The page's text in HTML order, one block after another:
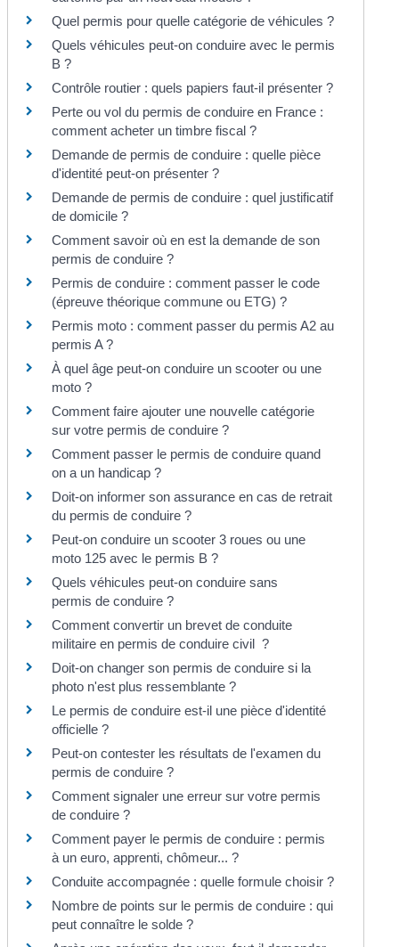
Quel permis pour quelle catégorie de véhicules ?
Quels véhicules peut-on conduire avec le permis
B ?
Contrôle routier : quels papiers faut-il présenter ?
Perte ou vol du permis de conduire en France :
comment acheter un timbre fiscal ?
Demande de permis de conduire : quelle pièce
d'identité peut-on présenter ?
Demande de permis de conduire : quel justificatif
de domicile ?
Comment savoir où en est la demande de son
permis de conduire ?
Permis de conduire : comment passer le code
(épreuve théorique commune ou ETG) ?
Permis moto : comment passer du permis A2 au
permis A ?
À quel âge peut-on conduire un scooter ou une
moto ?
Comment faire ajouter une nouvelle catégorie
sur votre permis de conduire ?
Comment passer le permis de conduire quand
on a un handicap ?
Doit-on informer son assurance en cas de retrait
du permis de conduire ?
Peut-on conduire un scooter 3 roues ou une
moto 125 avec le permis B ?
Quels véhicules peut-on conduire sans
permis de conduire ?
Comment convertir un brevet de conduite
militaire en permis de conduire civil ?
Doit-on changer son permis de conduire si la
photo n'est plus ressemblante ?
Le permis de conduire est-il une pièce d'identité
officielle ?
Peut-on contester les résultats de l'examen du
permis de conduire ?
Comment signaler une erreur sur votre permis
de conduire ?
Comment payer le permis de conduire : permis
à un euro, apprenti, chômeur... ?
Conduite accompagnée : quelle formule choisir ?
Nombre de points sur le permis de conduire : qui
peut connaître le solde ?